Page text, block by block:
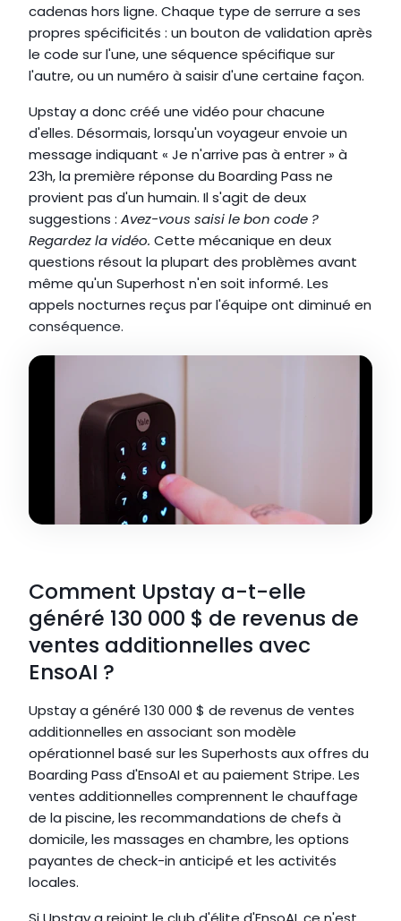
cadenas hors ligne. Chaque type de serrure a ses
propres spécificités : un bouton de validation après
le code sur l'une, une séquence spécifique sur
l'autre, ou un numéro à saisir d'une certaine façon.
Upstay a donc créé une vidéo pour chacune
d'elles. Désormais, lorsqu'un voyageur envoie un
message indiquant « Je n'arrive pas à entrer » à
23h, la première réponse du Boarding Pass ne
provient pas d'un humain. Il s'agit de deux
suggestions : Avez-vous saisi le bon code ?
Regardez la vidéo. Cette mécanique en deux
questions résout la plupart des problèmes avant
même qu'un Superhost n'en soit informé. Les
appels nocturnes reçus par l'équipe ont diminué en
conséquence.
Comment Upstay a-t-elle
généré 130 000 $ de revenus de
ventes additionnelles avec
EnsoAI ?
Upstay a généré 130 000 $ de revenus de ventes
additionnelles en associant son modèle
opérationnel basé sur les Superhosts aux offres du
Boarding Pass d'EnsoAI et au paiement Stripe. Les
ventes additionnelles comprennent le chauffage
de la piscine, les recommandations de chefs à
domicile, les massages en chambre, les options
payantes de check-in anticipé et les activités
locales.